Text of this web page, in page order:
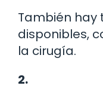
También
disponibles,
la cirugía.
2.